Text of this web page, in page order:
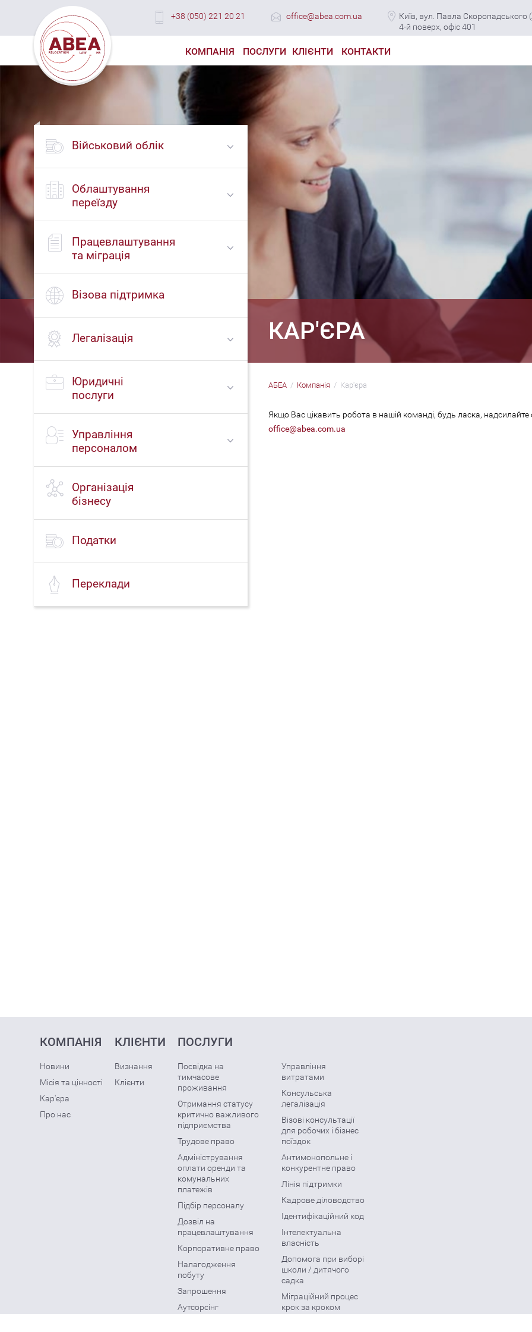
+38 (050) 221 20 21 office@abea.com.ua
Київ, вул. Павла Скоропадського
4-й поверх, офіс 401
КОМПАНІЯ ПОСЛУГИ КЛІЄНТИ КОНТАКТИ
КАР'ЄРА
Військовий облік
Облаштування
переїзду
Працевлаштування
та міграція
Візова підтримка
Легалізація
Юридичні
послуги
Управління
персоналом
Організація
бізнесу
Податки
Переклади
АБЕА Компанія Кар'єра
Якщо Вас цікавить робота в нашій команді, будь ласка,
office@abea.com.ua
КОМПАНІЯ
Новини
Місія та цінності
Кар'єра
Про нас
КЛІЄНТИ
Визнання
Клієнти
ПОСЛУГИ
Посвідка на
тимчасове
проживання
Отримання статусу
критично важливого
підприємства
Трудове право
Адміністрування
оплати оренди та
комунальних
платежів
Підбір персоналу
Дозвіл на
працевлаштування
Корпоративне право
Налагодження
побуту
Запрошення
Аутсорсінг
Управління
витратами
Консульська
легалізація
Візові консультації
для робочих і бізнес
поїздок
Антимонопольне і
конкурентне право
Лінія підтримки
Кадрове діловодство
Ідентифікаційний код
Інтелектуальна
власність
Допомога при виборі
школи / дитячого
садка
Міграційний процес
крок за кроком